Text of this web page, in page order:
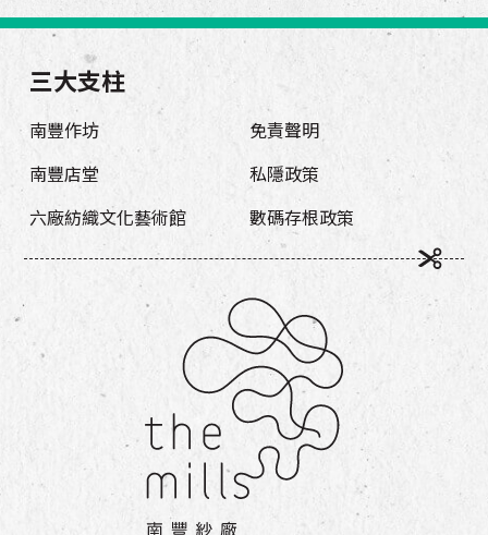
三大支柱
南豐作坊
南豐店堂
六廠紡織文化藝術館
免責聲明
私隱政策
數碼存根政策